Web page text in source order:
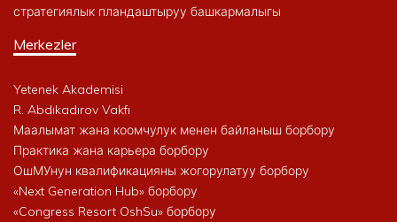
стратегиялык пландаштыруу башкармалыгы
Merkezler
Yetenek Akademisi
R. Abdıkadırov Vakfı
Маалымат жана коомчулук менен байланыш борбору
Практика жана карьера борбору
ОшМУнун квалификацияны жогорулатуу борбору
«Next Generation Hub» борбору
«Congress Resort OshSu» борбору